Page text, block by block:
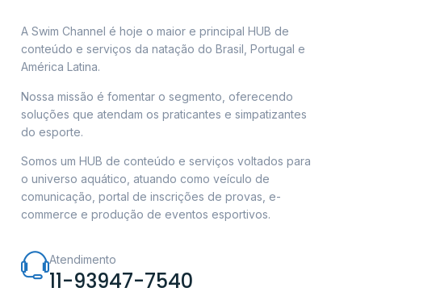
A Swim Channel é hoje o maior e principal HUB de
conteúdo e serviços da natação do Brasil, Portugal e
América Latina.
Nossa missão é fomentar o segmento, oferecendo
soluções que atendam os praticantes e simpatizantes
do esporte.
Somos um HUB de conteúdo e serviços voltados para
o universo aquático, atuando como veículo de
comunicação, portal de inscrições de provas, e-
commerce e produção de eventos esportivos.
Atendimento
11-93947-7540